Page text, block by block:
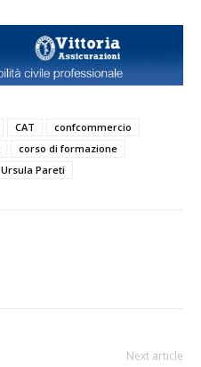
CAT
confcommercio
corso di formazione
Ursula Pareti
Next article